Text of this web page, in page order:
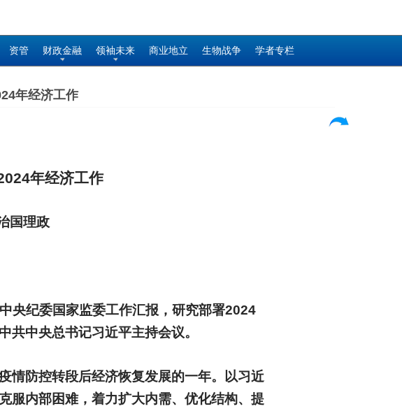
资管 财政金融 领袖未来 商业地立 生物战争 学者专栏
年经济工作
年经济工作
国理政
央纪委国家监委工作汇报，研究部署2024
中央总书记习近平主持会议。
情防控转段后经济恢复发展的一年。以习近
服内部困难，着力扩大内需、优化结构、提